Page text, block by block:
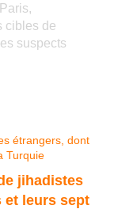
cibles de
suspects
jihadistes
et leurs sept